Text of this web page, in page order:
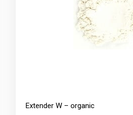
Extender W – organic